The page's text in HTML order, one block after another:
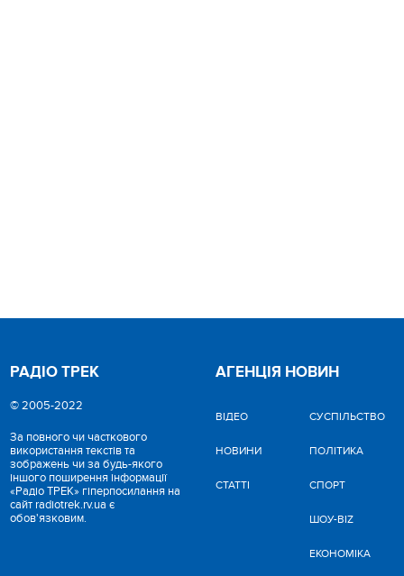
РАДІО ТРЕК
© 2005-2022
За повного чи часткового
використання текстів та
зображень чи за будь-якого
іншого поширення інформації
«Радіо ТРЕК» гіперпосилання на
сайт radiotrek.rv.ua є
обов'язковим.
АГЕНЦІЯ НОВИН
ВІДЕО
НОВИНИ
СТАТТІ
CУСПІЛЬСТВО
ПОЛІТИКА
СПОРТ
ШОУ-BIZ
ЕКОНОМІКА